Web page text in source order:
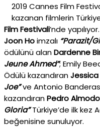
2019 Cannes Film
kazanan filmlerin
Film Festivali’nde
Joon Hoimzalı “Parazit/
ödülünü alanDardenne
Jeune Ahmed”; Emily
Ödülü kazandıran
Joe”ve Antonio
kazandıranPedro
Gloria”Türkiye’de ilk kez
beğenisine sunuluyor.